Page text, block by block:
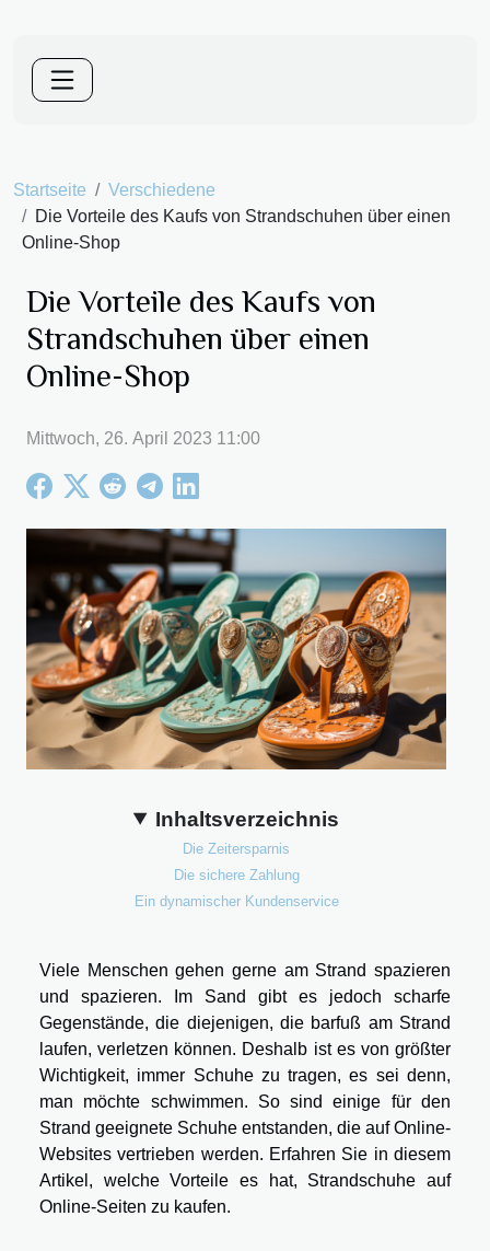
Startseite
Verschiedene
Die Vorteile des Kaufs von Strandschuhen über einen
Online-Shop
Die Vorteile des Kaufs von
Strandschuhen über einen
Online-Shop
Mittwoch, 26. April 2023 11:00
Inhaltsverzeichnis
Die Zeitersparnis
Die sichere Zahlung
Ein dynamischer Kundenservice
Viele Menschen gehen gerne am Strand spazieren
und spazieren. Im Sand gibt es jedoch scharfe
Gegenstände, die diejenigen, die barfuß am Strand
laufen, verletzen können. Deshalb ist es von größter
Wichtigkeit, immer Schuhe zu tragen, es sei denn,
man möchte schwimmen. So sind einige für den
Strand geeignete Schuhe entstanden, die auf Online-
Websites vertrieben werden. Erfahren Sie in diesem
Artikel, welche Vorteile es hat, Strandschuhe auf
Online-Seiten zu kaufen.